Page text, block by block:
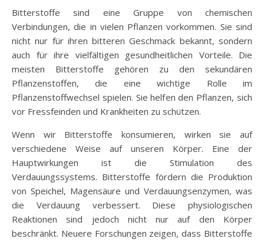
Bitterstoffe sind eine Gruppe von chemischen
Verbindungen, die in vielen Pflanzen vorkommen. Sie sind
nicht nur für ihren bitteren Geschmack bekannt, sondern
auch für ihre vielfältigen gesundheitlichen Vorteile. Die
meisten Bitterstoffe gehören zu den sekundären
Pflanzenstoffen, die eine wichtige Rolle im
Pflanzenstoffwechsel spielen. Sie helfen den Pflanzen, sich
vor Fressfeinden und Krankheiten zu schützen.
Wenn wir Bitterstoffe konsumieren, wirken sie auf
verschiedene Weise auf unseren Körper. Eine der
Hauptwirkungen ist die Stimulation des
Verdauungssystems. Bitterstoffe fördern die Produktion
von Speichel, Magensäure und Verdauungsenzymen, was
die Verdauung verbessert. Diese physiologischen
Reaktionen sind jedoch nicht nur auf den Körper
beschränkt. Neuere Forschungen zeigen, dass Bitterstoffe